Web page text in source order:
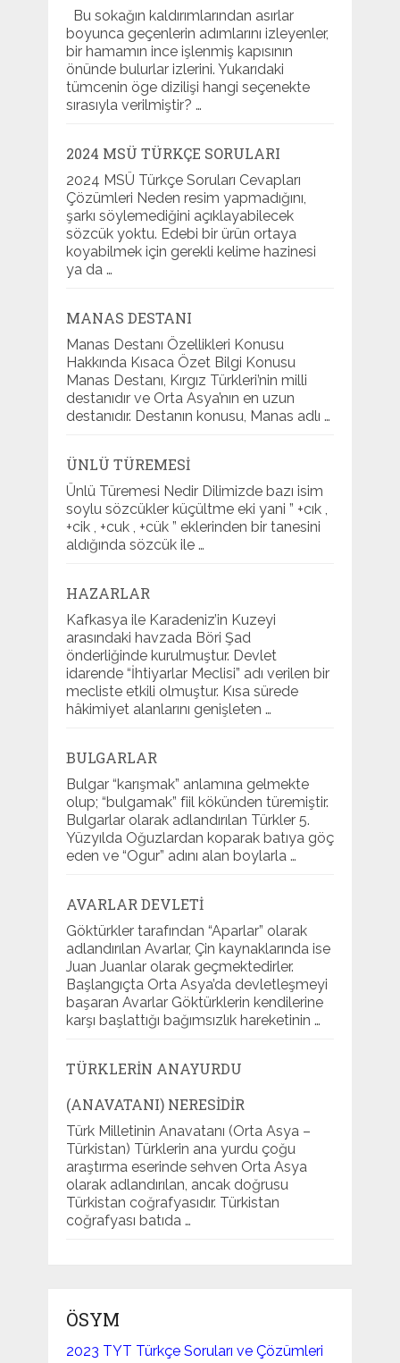
Bu sokağın kaldırımlarından asırlar
boyunca geçenlerin adımlarını izleyenler,
bir hamamın ince işlenmiş kapısının
önünde bulurlar izlerini. Yukarıdaki
tümcenin öge dizilişi hangi seçenekte
sırasıyla verilmiştir? …
2024 MSÜ TÜRKÇE SORULARI
2024 MSÜ Türkçe Soruları Cevapları
Çözümleri Neden resim yapmadığını,
şarkı söylemediğini açıklayabilecek
sözcük yoktu. Edebi bir ürün ortaya
koyabilmek için gerekli kelime hazinesi
ya da …
MANAS DESTANI
Manas Destanı Özellikleri Konusu
Hakkında Kısaca Özet Bilgi Konusu
Manas Destanı, Kırgız Türkleri’nin milli
destanıdır ve Orta Asya’nın en uzun
destanıdır. Destanın konusu, Manas adlı …
ÜNLÜ TÜREMESI
Ünlü Türemesi Nedir Dilimizde bazı isim
soylu sözcükler küçültme eki yani ” +cık ,
+cik , +cuk , +cük ” eklerinden bir tanesini
aldığında sözcük ile …
HAZARLAR
Kafkasya ile Karadeniz’in Kuzeyi
arasındaki havzada Böri Şad
önderliğinde kurulmuştur. Devlet
idarende “İhtiyarlar Meclisi” adı verilen bir
mecliste etkili olmuştur. Kısa sürede
hâkimiyet alanlarını genişleten …
BULGARLAR
Bulgar “karışmak” anlamına gelmekte
olup; “bulgamak” fiil kökünden türemiştir.
Bulgarlar olarak adlandırılan Türkler 5.
Yüzyılda Oğuzlardan koparak batıya göç
eden ve “Ogur” adını alan boylarla …
AVARLAR DEVLETI
Göktürkler tarafından “Aparlar” olarak
adlandırılan Avarlar, Çin kaynaklarında ise
Juan Juanlar olarak geçmektedirler.
Başlangıçta Orta Asya’da devletleşmeyi
başaran Avarlar Göktürklerin kendilerine
karşı başlattığı bağımsızlık hareketinin …
TÜRKLERIN ANAYURDU
(ANAVATANI) NERESIDIR
Türk Milletinin Anavatanı (Orta Asya –
Türkistan) Türklerin ana yurdu çoğu
araştırma eserinde sehven Orta Asya
olarak adlandırılan, ancak doğrusu
Türkistan coğrafyasıdır. Türkistan
coğrafyası batıda …
ÖSYM
2023 TYT Türkçe Soruları ve Çözümleri